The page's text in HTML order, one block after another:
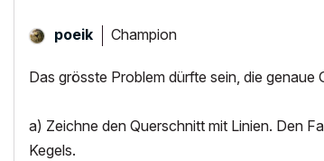
poeik Champion
Das grösste Problem dürfte sein, die genaue
a) Zeichne den Querschnitt mit Linien. Den
Kegels.